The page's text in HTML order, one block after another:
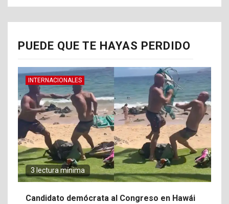
PUEDE QUE TE HAYAS PERDIDO
INTERNACIONALES
3 lectura mínima
Candidato demócrata al Congreso en Hawái